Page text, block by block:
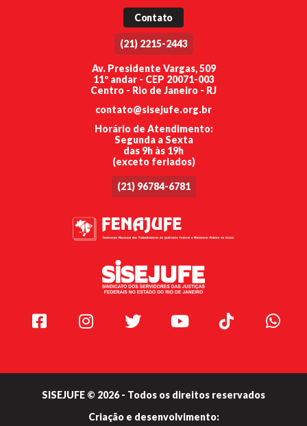
Contato
(21) 2215-2443
Av. Presidente Vargas, 509
11º andar - CEP 20071-003
Centro - Rio de Janeiro - RJ
contato@sisejufe.org.br
Horário de Atendimento:
Segunda a Sexta
das 9h às 19h
(exceto feriados)
(21) 96784-6781
Facebook Instagram Twitter Youtube TikTok
SISEJUFE © 2026 - Todos os direitos reservados
Criação e desenvolvimento: